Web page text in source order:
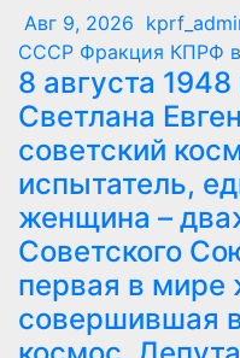
Авг 9, 2026
СССР Фракция КПРФ
8 августа
Светлана
советский
испытатель,
женщина –
Советского
первая в мире
совершившая